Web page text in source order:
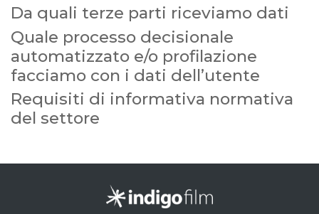
Da quali terze parti riceviamo dati
Quale processo decisionale
automatizzato e/o profilazione
facciamo con i dati dell’utente
Requisiti di informativa normativa
del settore